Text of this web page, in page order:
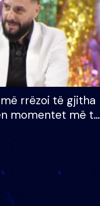
rrëzoi të gjitha
momentet më të
kur…